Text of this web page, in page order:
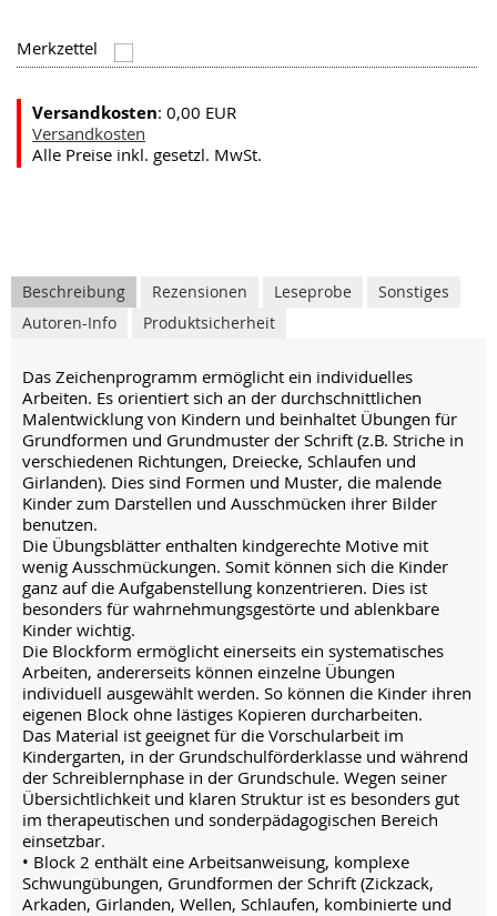
Merkzettel
Versandkosten: 0,00 EUR
Versandkosten
Alle Preise inkl. gesetzl. MwSt.
Beschreibung Rezensionen Leseprobe
Sonstiges
Autoren-Info
Produktsicherheit
Das Zeichenprogramm ermöglicht ein individuelles
Arbeiten. Es orientiert sich an der durchschnittlichen
Malentwicklung von Kindern und beinhaltet Übungen für
Grundformen und Grundmuster der Schrift (z.B. Striche in
verschiedenen Richtungen, Dreiecke, Schlaufen und
Girlanden). Dies sind Formen und Muster, die malende
Kinder zum Darstellen und Ausschmücken ihrer Bilder
benutzen.
Die Übungsblätter enthalten kindgerechte Motive mit
wenig Ausschmückungen. Somit können sich die Kinder
ganz auf die Aufgabenstellung konzentrieren. Dies ist
besonders für wahrnehmungsgestörte und ablenkbare
Kinder wichtig.
Die Blockform ermöglicht einerseits ein systematisches
Arbeiten, andererseits können einzelne Übungen
individuell ausgewählt werden. So können die Kinder ihren
eigenen Block ohne lästiges Kopieren durcharbeiten.
Das Material ist geeignet für die Vorschularbeit im
Kindergarten, in der Grundschulförderklasse und während
der Schreiblernphase in der Grundschule. Wegen seiner
Übersichtlichkeit und klaren Struktur ist es besonders gut
im therapeutischen und sonderpädagogischen Bereich
einsetzbar.
• Block 2 enthält eine Arbeitsanweisung, komplexe
Schwungübungen, Grundformen der Schrift (Zickzack,
Arkaden, Girlanden, Wellen, Schlaufen, kombinierte und